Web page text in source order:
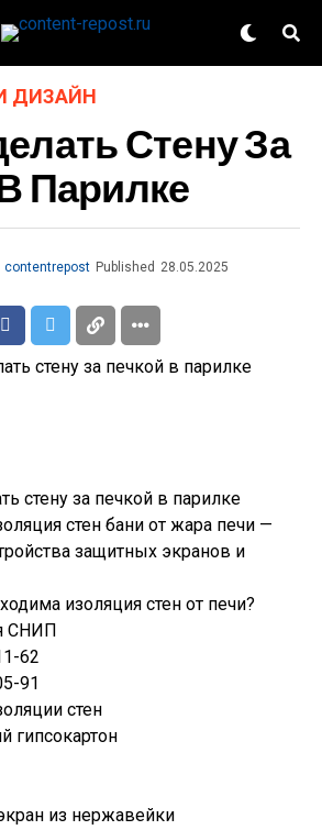
ДИЗАЙН
Стену За
Парилке
contentrepost Published 28.05.2025
стену за печкой в парилке
стен бани от жара печи —
защитных экранов и
изоляция стен от печи?
СНИП
62
91
стен
гипсокартон
из нержавейки